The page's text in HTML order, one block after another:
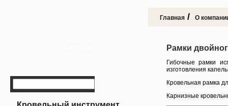
Главная / О
Рамки
Гибочные рамки
изготовления
Кровельная рамка
Карнизные